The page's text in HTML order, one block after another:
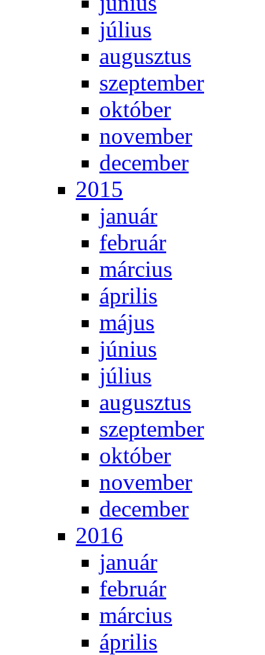
jú­li­us
au­gusz­tus
szep­tem­ber
ok­tó­ber
no­vem­ber
de­cem­ber
2015
ja­nu­ár
feb­ru­ár
már­ci­us
áp­ri­lis
má­jus
jú­ni­us
jú­li­us
au­gusz­tus
szep­tem­ber
ok­tó­ber
no­vem­ber
de­cem­ber
2016
ja­nu­ár
feb­ru­ár
már­ci­us
áp­ri­lis